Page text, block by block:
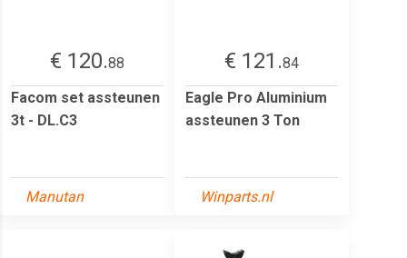
€ 120.88
Facom set assteunen
3t - DL.C3
Manutan
€ 121.84
Eagle Pro Aluminium
assteunen 3 Ton
Winparts.nl